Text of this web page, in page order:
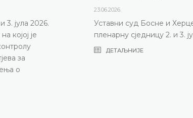
3. јула 2026.
којој је
за
о
23.06.2026.
Уставни суд Босне и
пленарну сједницу 2. и 3.
ДЕТАЉНИЈЕ